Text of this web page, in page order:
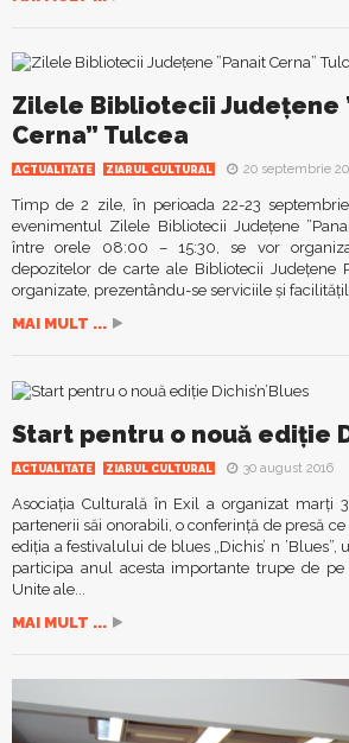
Zilele Bibliotecii Județene
Cerna” Tulcea
ACTUALITATE ZIARUL CULTURAL 20 septembrie
Timp de 2 zile, în perioada 22-23
evenimentul Zilele Bibliotecii Județene
între orele 08:00 – 15:30, se vor
depozitelor de carte ale Bibliotecii Județene
organizate, prezentându-se serviciile și
MAI MULT ...
Start pentru o nouă ediție
ACTUALITATE ZIARUL CULTURAL 30 august 2016
Asociaţia Culturală în Exil a organizat marţi
partenerii săi onorabili, o conferinţă de presă
ediţia a festivalului de blues „Dichis’ n
participa anul acesta importante trupe de
Unite ale...
MAI MULT ...